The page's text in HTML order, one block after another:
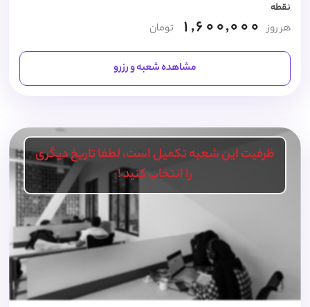
نقطه
هر روز 1,600,000 تومان
مشاهده شعبه و رزرو
ظرفیت این شعبه تکمیل است، لطفا تاریخ دیگری
را انتخاب کنید !